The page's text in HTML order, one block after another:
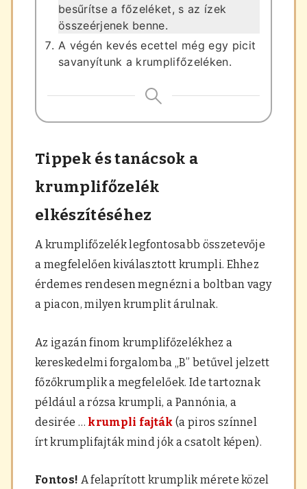
besűrítse a főzeléket, s az ízek
összeérjenek benne.
A végén kevés ecettel még egy picit
savanyítunk a krumplifőzeléken.
Tippek és tanácsok a
krumplifőzelék
elkészítéséhez
A krumplifőzelék legfontosabb összetevője
a megfelelően kiválasztott krumpli. Ehhez
érdemes rendesen megnézni a boltban vagy
a piacon, milyen krumplit árulnak.
Az igazán finom krumplifőzelékhez a
kereskedelmi forgalomba „B” betűvel jelzett
főzőkrumplik a megfelelőek. Ide tartoznak
például a rózsa krumpli, a Pannónia, a
desirée … krumpli fajták (a piros színnel
írt krumplifajták mind jók a csatolt képen).
Fontos! A felaprított krumplik mérete közel